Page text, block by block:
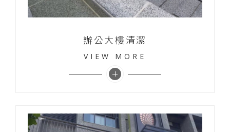
辦公大樓清潔
VIEW MORE